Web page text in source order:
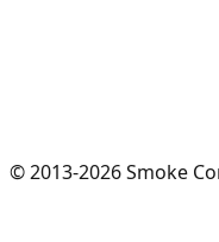
© 2013-2026 Smoke